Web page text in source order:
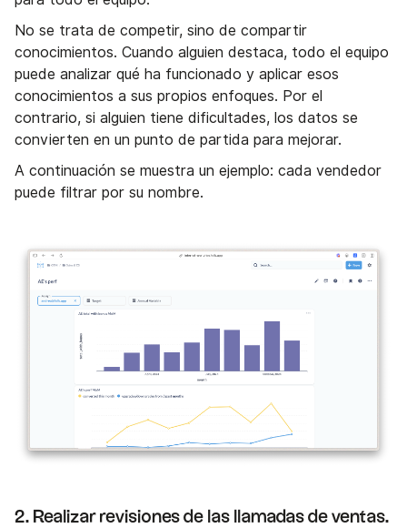
No se trata de competir, sino de compartir
conocimientos. Cuando alguien destaca, todo el equipo
puede analizar qué ha funcionado y aplicar esos
conocimientos a sus propios enfoques. Por el
contrario, si alguien tiene dificultades, los datos se
convierten en un punto de partida para mejorar.
A continuación se muestra un ejemplo: cada vendedor
puede filtrar por su nombre.
2. Realizar revisiones de las llamadas de ventas.